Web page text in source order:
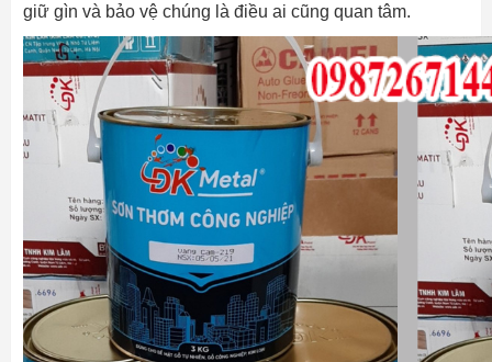
giữ gìn và bảo vệ chúng là điều ai cũng quan tâm.